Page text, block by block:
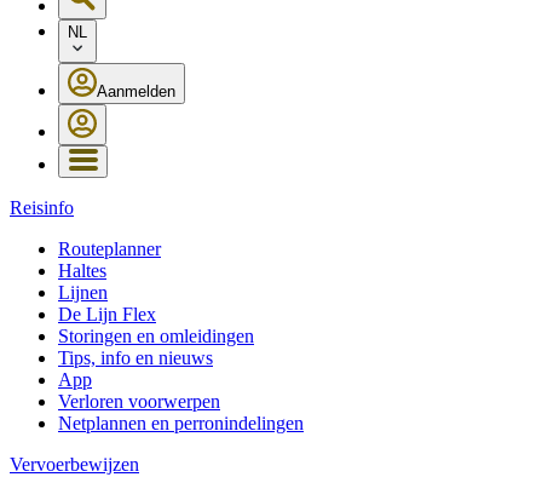
NL
Aanmelden
Reisinfo
Routeplanner
Haltes
Lijnen
De Lijn Flex
Storingen en omleidingen
Tips, info en nieuws
App
Verloren voorwerpen
Netplannen en perronindelingen
Vervoerbewijzen